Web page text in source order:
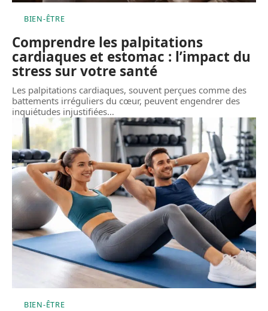
BIEN-ÊTRE
Comprendre les palpitations
cardiaques et estomac : l’impact du
stress sur votre santé
Les palpitations cardiaques, souvent perçues comme des
battements irréguliers du cœur, peuvent engendrer des
inquiétudes injustifiées…
BIEN-ÊTRE